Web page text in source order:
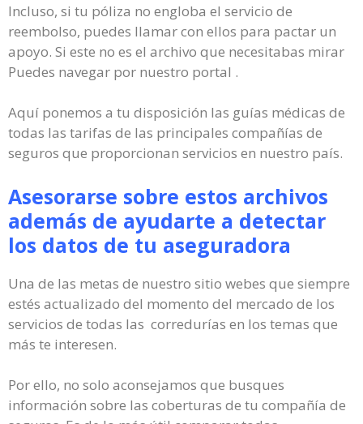
Incluso, si tu póliza no engloba el servicio de
reembolso, puedes llamar con ellos para pactar un
apoyo. Si este no es el archivo que necesitabas mirar
Puedes navegar por nuestro portal .
Aquí ponemos a tu disposición las guías médicas de
todas las tarifas de las principales compañías de
seguros que proporcionan servicios en nuestro país.
Asesorarse sobre estos archivos
además de ayudarte a detectar
los datos de tu aseguradora
Una de las metas de nuestro sitio webes que siempre
estés actualizado del momento del mercado de los
servicios de todas las corredurías en los temas que
más te interesen.
Por ello, no solo aconsejamos que busques
información sobre las coberturas de tu compañía de